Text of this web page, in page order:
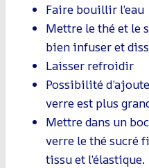
Faire bouillir l’eau
Mettre le thé et le
bien infuser et
Laisser refroidir
Possibilité
verre est plus
Mettre dans un
verre le thé sucré
tissu et l’élastique.